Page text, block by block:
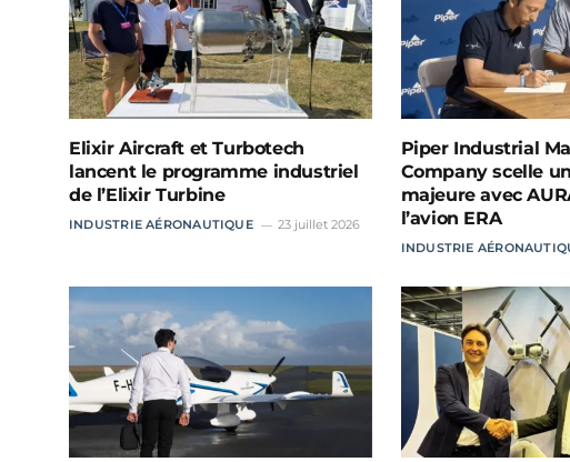
Elixir Aircraft et Turbotech
lancent le programme industriel
de l’Elixir Turbine
INDUSTRIE AÉRONAUTIQUE 23 juillet 2026
Piper Industrial
Company scelle
majeure avec
l’avion ERA
INDUSTRIE